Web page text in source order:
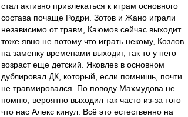
стал активно привлекаться к играм основного
состава почаще Родри. Зотов и Жано играли
независимо от травм, Каюмов сейчас выходит
тоже явно не потому что играть некому, Козлов
на заменку временами выходит, так то у него
возраст еще детский. Яковлев в основном
дублировал ДК, который, если помнишь, почти
не травмировался. По поводу Махмудова не
помню, вероятно выходил так часто из-за того
что нас Алекс кинул. Всё это естественно на